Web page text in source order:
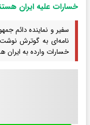
خسارات علیه ایران
سفیر و نماینده دائم
نامه‌ای به گوترش
خسارات وارده به ایران